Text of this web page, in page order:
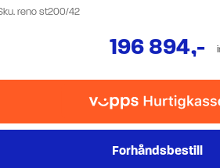
reno st200/42
196 894,-